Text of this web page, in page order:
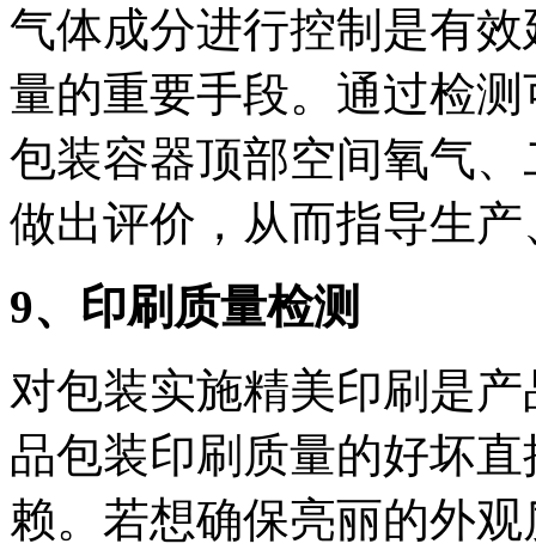
气体成分进行控制是有
量的重要手段。通过检
包装容器顶部空间氧气
做出评价，从而指导生
9、印刷质量检测
对包装实施精美印刷是
品包装印刷质量的好坏
赖。若想确保亮丽的外